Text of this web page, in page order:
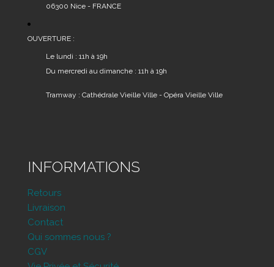
06300 Nice - FRANCE
OUVERTURE :
Le lundi : 11h à 19h
Du mercredi au dimanche : 11h à 19h
Tramway : Cathédrale Vieille Ville - Opéra Vieille Ville
INFORMATIONS
Retours
Livraison
Contact
Qui sommes nous ?
CGV